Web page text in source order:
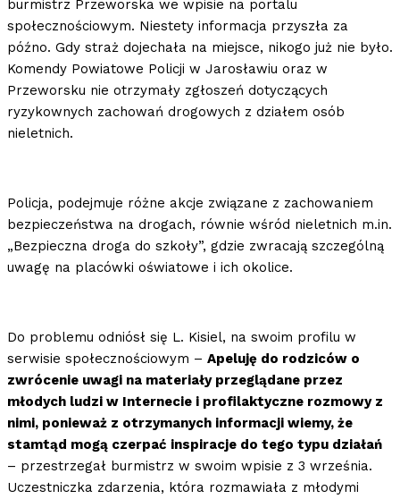
burmistrz Przeworska we wpisie na portalu
społecznościowym. Niestety informacja przyszła za
późno. Gdy straż dojechała na miejsce, nikogo już nie było.
Komendy Powiatowe Policji w Jarosławiu oraz w
Przeworsku nie otrzymały zgłoszeń dotyczących
ryzykownych zachowań drogowych z działem osób
nieletnich.
Policja, podejmuje różne akcje związane z zachowaniem
bezpieczeństwa na drogach, równie wśród nieletnich m.in.
„Bezpieczna droga do szkoły”, gdzie zwracają szczególną
uwagę na placówki oświatowe i ich okolice.
Do problemu odniósł się L. Kisiel, na swoim profilu w
serwisie społecznościowym – Apeluję do rodziców o
zwrócenie uwagi na materiały przeglądane przez
młodych ludzi w Internecie i profilaktyczne rozmowy z
nimi, ponieważ z otrzymanych informacji wiemy, że
stamtąd mogą czerpać inspiracje do tego typu działań
– przestrzegał burmistrz w swoim wpisie z 3 września.
Uczestniczka zdarzenia, która rozmawiała z młodymi